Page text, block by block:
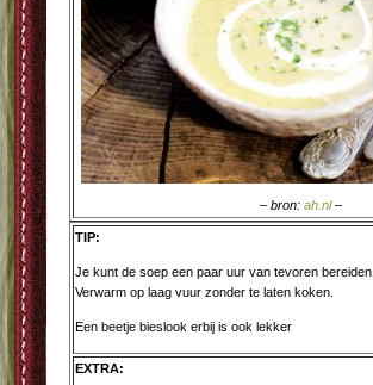
– bron:ah.nl–
TIP:
Je kunt de soep een paar uur van tevoren bereiden.
Verwarm op laag vuur zonder te laten koken.
Een beetje bieslook erbij is ook lekker
EXTRA: